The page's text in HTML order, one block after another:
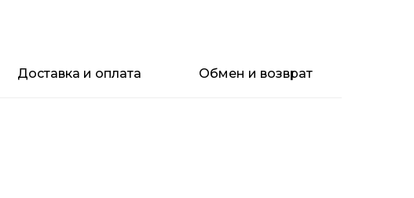
Доставка и оплата Обмен и возврат